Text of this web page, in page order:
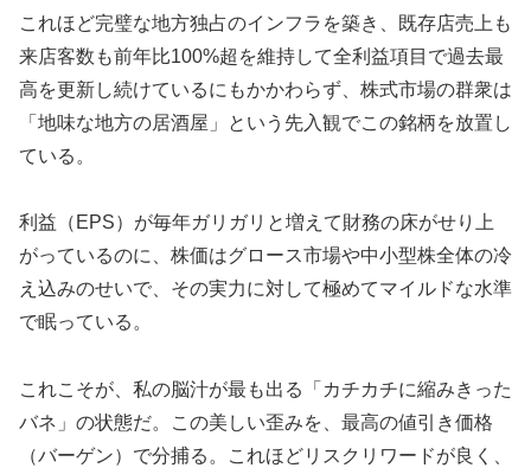
これほど完璧な地方独占のインフラを築き、既存店売上も
来店客数も前年比100%超を維持して全利益項目で過去最
高を更新し続けているにもかかわらず、株式市場の群衆は
「地味な地方の居酒屋」という先入観でこの銘柄を放置し
ている。
利益（EPS）が毎年ガリガリと増えて財務の床がせり上
がっているのに、株価はグロース市場や中小型株全体の冷
え込みのせいで、その実力に対して極めてマイルドな水準
で眠っている。
これこそが、私の脳汁が最も出る「カチカチに縮みきった
バネ」の状態だ。この美しい歪みを、最高の値引き価格
（バーゲン）で分捕る。これほどリスクリワードが良く、